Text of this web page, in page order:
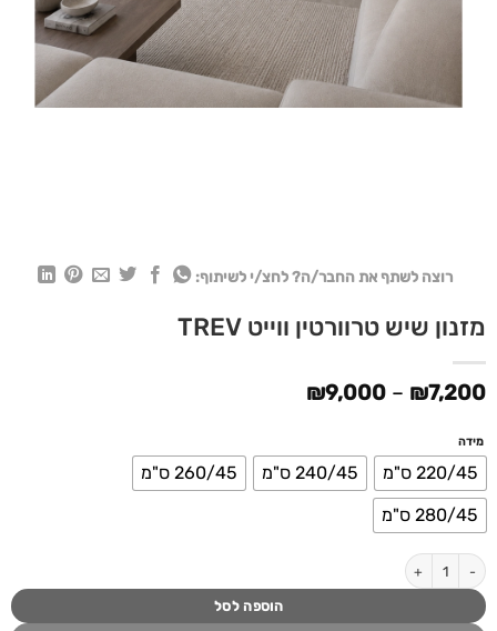
רוצה לשתף את החבר/ה? לחצ/י לשיתוף:
מזנון שיש טרוורטין ווייט TREV
₪7,200
–
₪9,000
טווח
עד
⁦₪9,000⁩
מידה
220/45 ס"מ 240/45 ס"מ
260/45 ס"מ
280/45 ס"מ
כמות של מזנון שיש טרוורטין ווייט TREV
הוספה לסל